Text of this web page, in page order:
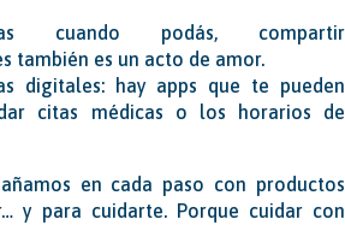
cuando podás, compartir
también es un acto de amor.
digitales: hay apps que te pueden
citas médicas o los horarios de
en cada paso con productos
y para cuidarte. Porque cuidar con